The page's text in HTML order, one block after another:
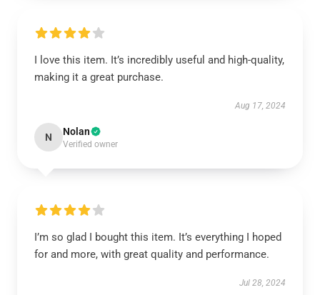
I love this item. It’s incredibly useful and high-quality,
making it a great purchase.
Aug 17, 2024
N Nolan
Verified owner
I’m so glad I bought this item. It’s everything I hoped
for and more, with great quality and performance.
Jul 28, 2024